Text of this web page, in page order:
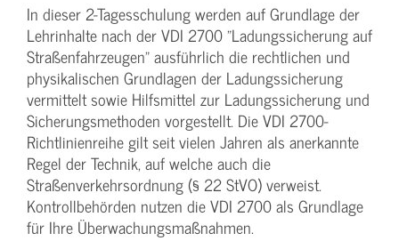
In dieser 2-Tagesschulung werden auf Grundlage der
Lehrinhalte nach der VDI 2700 "Ladungssicherung auf
Straßenfahrzeugen" ausführlich die rechtlichen und
physikalischen Grundlagen der Ladungssicherung
vermittelt sowie Hilfsmittel zur Ladungssicherung und
Sicherungsmethoden vorgestellt. Die VDI 2700-
Richtlinienreihe gilt seit vielen Jahren als anerkannte
Regel der Technik, auf welche auch die
Straßenverkehrsordnung (§ 22 StVO) verweist.
Kontrollbehörden nutzen die VDI 2700 als Grundlage
für Ihre Überwachungsmaßnahmen.